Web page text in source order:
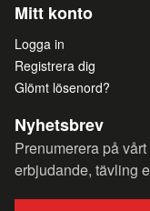
Mitt konto
Logga in
Registrera dig
Glömt lösenord?
Nyhetsbrev
Prenumerera på
erbjudande, tävling